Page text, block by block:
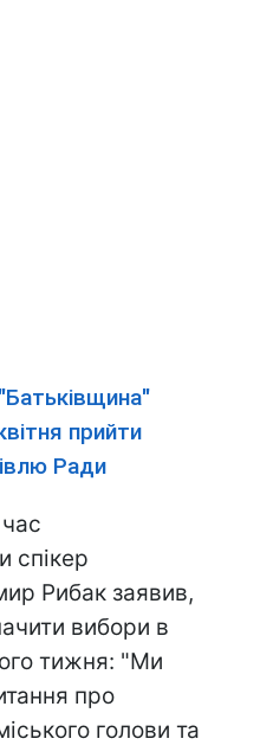
"Батьківщина"
прийти
Ради
спікер
Рибак заявив,
вибори в
тижня: "Ми
про
голови та